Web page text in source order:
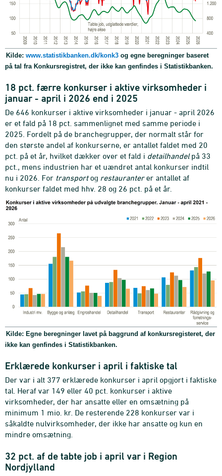
Kilde: www.statistikbanken.dk/konk3 og egne beregninger baseret
på tal fra Konkursregistret, der ikke kan genfindes i Statistikbanken.
18 pct. færre konkurser i aktive virksomheder i
januar - april i 2026 end i 2025
De 646 konkurser i aktive virksomheder i januar - april 2026
er et fald på 18 pct. sammenlignet med samme periode i
2025. Fordelt på de branchegrupper, der normalt står for
den største andel af konkurserne, er antallet faldet med 20
pct. på et år, hvilket dækker over et fald i detailhandelpå 33
pct., mens industrien har et uændret antal konkurser indtil
nu i 2026. For transportog restauranterer antallet af
konkurser faldet med hhv. 28 og 26 pct. på et år.
Kilde: Egne beregninger lavet på baggrund af konkursregisteret, der
ikke kan genfindes i Statistikbanken.
Erklærede konkurser i april i faktiske tal
Der var i alt 377 erklærede konkurser i april opgjort i faktiske
tal. Heraf var 149 eller 40 pct. konkurser i aktive
virksomheder, der har ansatte eller en omsætning på
minimum 1 mio. kr. De resterende 228 konkurser var i
såkaldte nulvirksomheder, der ikke har ansatte og kun en
mindre omsætning.
32 pct. af de tabte job i april var i Region
Nordjylland